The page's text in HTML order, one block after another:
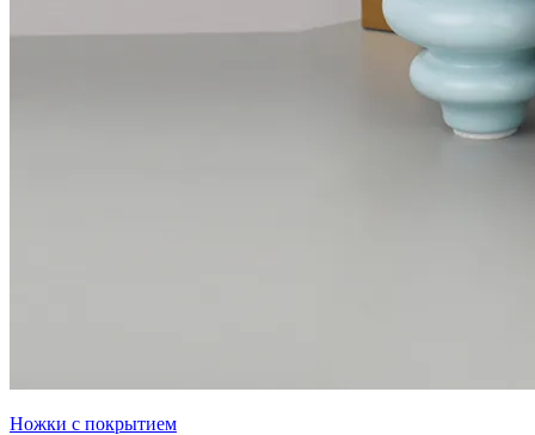
Ножки с покрытием